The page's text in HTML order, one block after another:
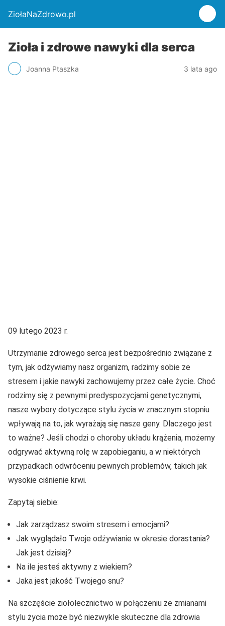
ZiołaNaZdrowo.pl
Zioła i zdrowe nawyki dla serca
Joanna Ptaszka 3 lata ago
09 lutego 2023 r.
Utrzymanie zdrowego serca jest bezpośrednio związane z
tym, jak odżywiamy nasz organizm, radzimy sobie ze
stresem i jakie nawyki zachowujemy przez całe życie. Choć
rodzimy się z pewnymi predyspozycjami genetycznymi,
nasze wybory dotyczące stylu życia w znacznym stopniu
wpływają na to, jak wyrażają się nasze geny. Dlaczego jest
to ważne? Jeśli chodzi o choroby układu krążenia, możemy
odgrywać aktywną rolę w zapobieganiu, a w niektórych
przypadkach odwróceniu pewnych problemów, takich jak
wysokie ciśnienie krwi.
Zapytaj siebie:
Jak zarządzasz swoim stresem i emocjami?
Jak wyglądało Twoje odżywianie w okresie dorastania?
Jak jest dzisiaj?
Na ile jesteś aktywny z wiekiem?
Jaka jest jakość Twojego snu?
Na szczęście ziołolecznictwo w połączeniu ze zmianami
stylu życia może być niezwykle skuteczne dla zdrowia